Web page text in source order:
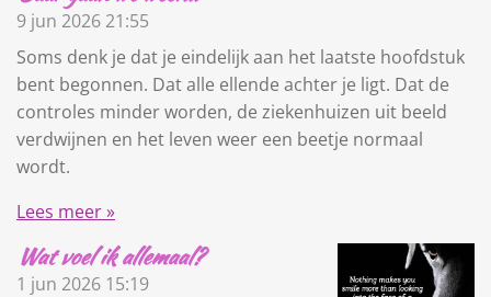
9 jun 2026 21:55
Soms denk je dat je eindelijk aan het laatste hoofdstuk
bent begonnen. Dat alle ellende achter je ligt. Dat de
controles minder worden, de ziekenhuizen uit beeld
verdwijnen en het leven weer een beetje normaal
wordt.
Lees meer »
Wat voel ik allemaal?
1 jun 2026 15:19